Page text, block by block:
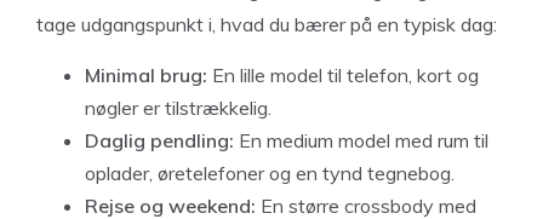
tage udgangspunkt i, hvad du bærer på en typisk dag:
Minimal brug: En lille model til telefon, kort og
nøgler er tilstrækkelig.
Daglig pendling: En medium model med rum til
oplader, øretelefoner og en tynd tegnebog.
Rejse og weekend: En større crossbody med